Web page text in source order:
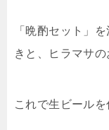
「晩酌セット」
きと、ヒラマサの
これで生ビール